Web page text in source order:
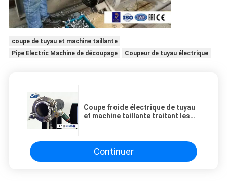
coupe de tuyau et machine taillante
Pipe Electric Machine de découpage
Coupeur de tuyau électrique
Coupe froide électrique de tuyau
et machine taillante traitant les
Continuer